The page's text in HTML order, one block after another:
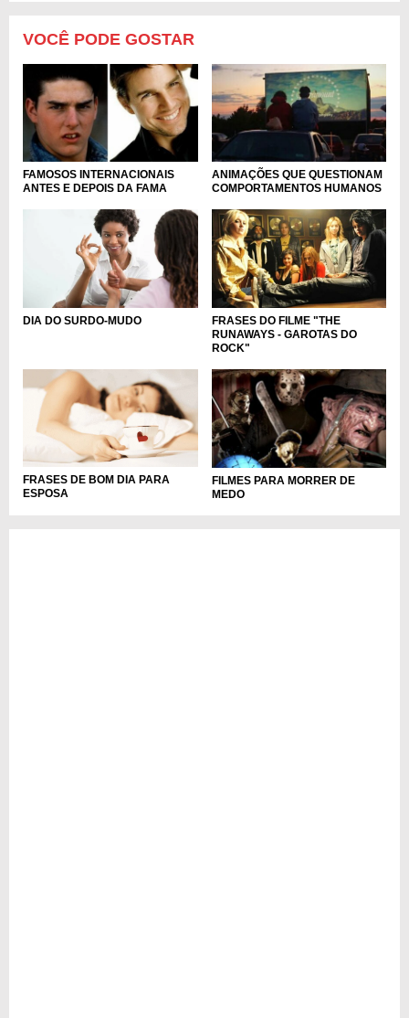
VOCÊ PODE GOSTAR
FAMOSOS INTERNACIONAIS
ANTES E DEPOIS DA FAMA
ANIMAÇÕES QUE QUESTIONAM
COMPORTAMENTOS HUMANOS
DIA DO SURDO-MUDO
FRASES DO FILME "THE
RUNAWAYS - GAROTAS DO
ROCK"
FRASES DE BOM DIA PARA
ESPOSA
FILMES PARA MORRER DE
MEDO